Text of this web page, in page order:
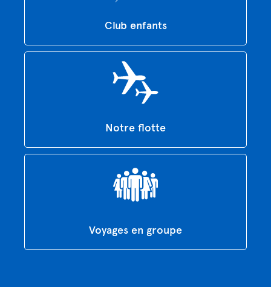
Club enfants
Notre flotte
Voyages en groupe